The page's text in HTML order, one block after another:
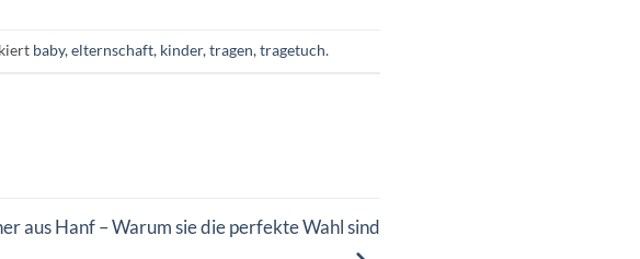
baby,elternschaft, kinder,tragen,tragetuch.
aus Hanf – Warum sie die perfekte Wahl sind